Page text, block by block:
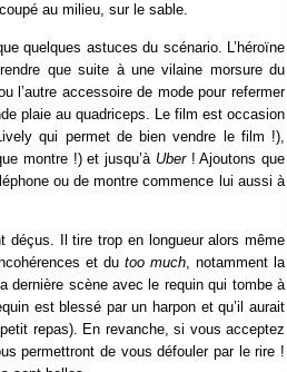
au milieu, sur le sable.
quelques astuces du scénario. L’héroïne
que suite à une vilaine morsure du
l’autre accessoire de mode pour refermer
plaie au quadriceps. Le film est occasion
qui permet de bien vendre le film !),
montre !) et jusqu’à Uber! Ajoutons que
ou de montre commence lui aussi à
déçus. Il tire trop en longueur alors même
et du too much, notamment la
dernière scène avec le requin qui tombe à
est blessé par un harpon et qu’il aurait
repas). En revanche, si vous acceptez
permettront de vous défouler par le rire !